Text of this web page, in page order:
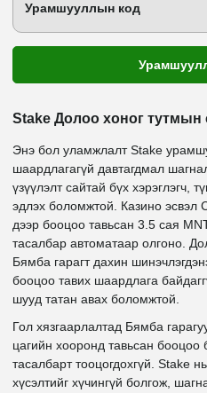
Урамшууллын код
Stake Долоо хоног тутмын
Энэ бол уламжлалт Stake
шаардлагагүй давтагдмал
үзүүлэлт сайтай бүх хэрэглэгч,
эдлэх боломжтой. Казино эсвэл
дээр бооцоо тавьсан 3.5 сая
тасалбар автоматаар олгоно.
Бямба гарагт дахин
бооцоо тавих шаардлага
шууд татан авах боломжтой.
Гол хязгаарлалтад Бямба
цагийн хооронд тавьсан бооцоо
тасалбарт тооцогдохгүй. Stake
хүсэлтийг хүчингүй болгож,